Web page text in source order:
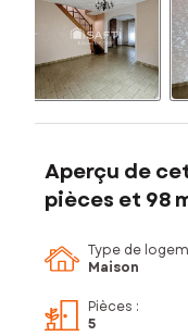
Aperçu de
pièces et 98
Type de
Maison
Pièces :
5